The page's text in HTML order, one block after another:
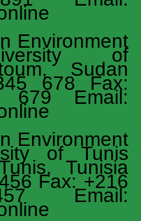
Environment
of
Sudan
678 Fax:
Email:
Environment
of Tunis
Tunisia
Fax: +216
Email: